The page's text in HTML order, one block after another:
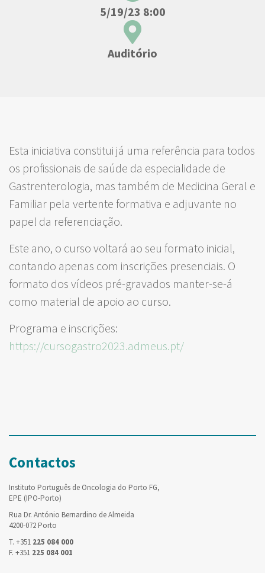
5/19/23 8:00
Auditório
Esta iniciativa constitui já uma referência para todos
os profissionais de saúde da especialidade de
Gastrenterologia, mas também de Medicina Geral e
Familiar pela vertente formativa e adjuvante no
papel da referenciação.
Este ano, o curso voltará ao seu formato inicial,
contando apenas com inscrições presenciais. O
formato dos vídeos pré-gravados manter-se-á
como material de apoio ao curso.
Programa e inscrições:
https://cursogastro2023.admeus.pt/
Contactos
Instituto Português de Oncologia do Porto FG,
EPE (IPO-Porto)
Rua Dr. António Bernardino de Almeida
4200-072 Porto
T. +351 225 084 000
F. +351 225 084 001